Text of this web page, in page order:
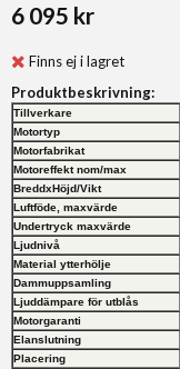
6 095 kr
Finns ej i lagret
Produktbeskrivning:
Tillverkare
Motortyp
Motorfabrikat
Motoreffekt nom/max
BreddxHöjd/Vikt
Luftföde, maxvärde
Undertryck maxvärde
Ljudnivå
Material ytterhölje
Dammuppsamling
Ljuddämpare för utblås
Motorgaranti
Elanslutning
Placering